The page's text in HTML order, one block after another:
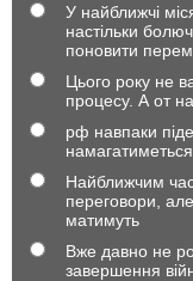
У найближчі
настільки
поновити
Цього року не
процесу. А от
рф навпаки
Найближчим
переговори,
матимуть
Вже давно не
завершення